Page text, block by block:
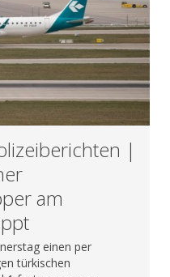
|
am
einen per
türkischen